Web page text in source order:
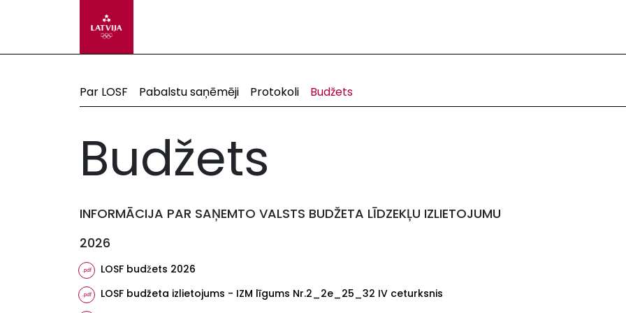
Par LOSF Pabalstu saņēmēji Protokoli Budžets
Budžets
INFORMĀCIJA PAR SAŅEMTO VALSTS BUDŽETA LĪDZEKĻU IZLIETOJUMU
2026
LOSF budžets 2026
LOSF budžeta izlietojums - IZM līgums Nr.2_2e_25_32 IV ceturksnis